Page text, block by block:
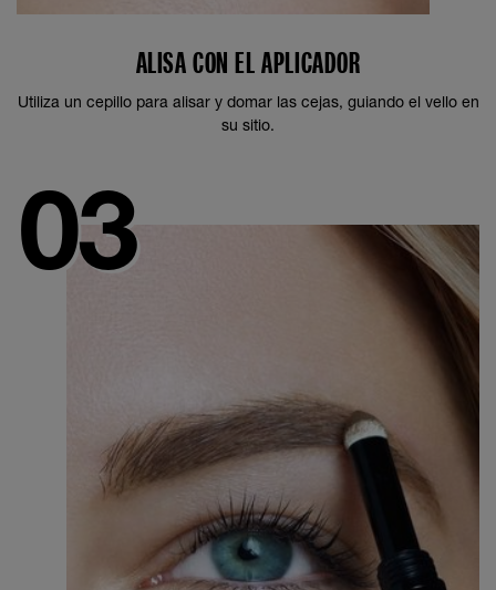
ALISA CON EL APLICADOR
Utiliza un cepillo para alisar y domar las cejas, guiando el vello en
su sitio.